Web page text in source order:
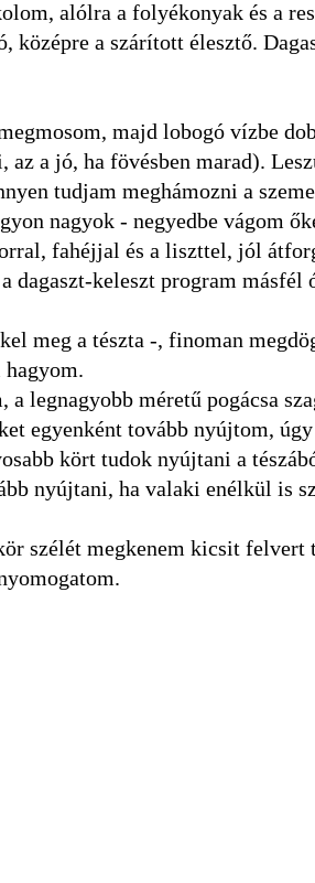
alólra a folyékonyak és a
középre a szárított élesztő.
majd lobogó vízbe
a jó, ha fövésben marad).
tudjam meghámozni a
nagyok - negyedbe vágom
fahéjjal és a liszttel, jól
dagaszt-keleszt program másfél
meg a tészta -, finoman
legnagyobb méretű pogácsa
egyenként tovább nyújtom,
kört tudok nyújtani a
nyújtani, ha valaki enélkül is
szélét megkenem kicsit felvert